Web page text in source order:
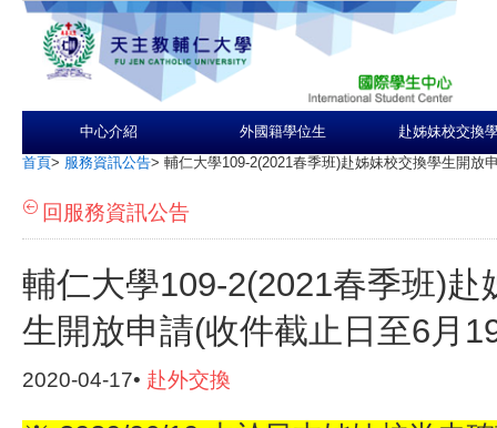
中心介紹 外國籍學位生 赴姊妹校交換
首頁> 服務資訊公告> 輔仁大學109-2(2021春季班)赴姊妹校交換學生開放
回服務資訊公告
輔仁大學109-2(2021春季班)赴
生開放申請(收件截止日至6月
2020-04-17• 赴外交換